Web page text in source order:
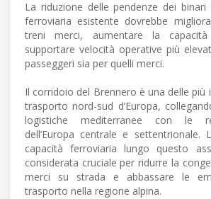
La riduzione delle pendenze dei
ferroviaria esistente dovrebbe
treni merci, aumentare la
supportare velocità operative più
passeggeri sia per quelli merci.
Il corridoio del Brennero è una delle
trasporto nord-sud d’Europa,
logistiche mediterranee con le
dell’Europa centrale e settentrionale.
capacità ferroviaria lungo questo
considerata cruciale per ridurre la
merci su strada e abbassare le
trasporto nella regione alpina.